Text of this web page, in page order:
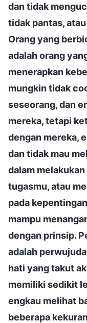
dan tidak
tidak pantas,
Orang yang
adalah orang
menerapkan
mungkin tidak
seseorang, dan
mereka, tetapi
dengan mereka,
dan tidak mau
dalam
tugasmu, atau
pada
mampu
dengan prinsip.
adalah
hati yang takut
memiliki sedikit
engkau melihat
beberapa